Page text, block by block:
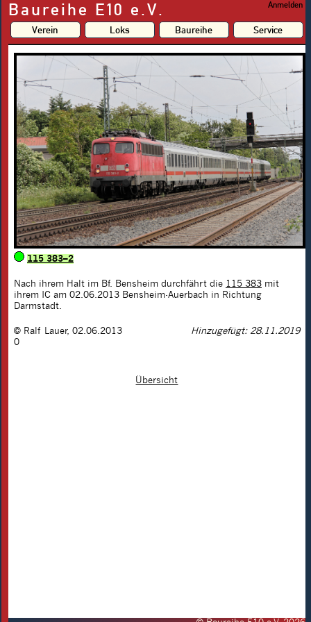
Baureihe E10 e.V. Anmelden
Verein Loks Baureihe Service
115 383–2
Nach ihrem Halt im Bf. Bensheim durchfährt die 115 383 mit
ihrem IC am 02.06.2013 Bensheim-Auerbach in Richtung
Darmstadt.
© Ralf Lauer, 02.06.2013
Hinzugefügt: 28.11.2019
0
Übersicht